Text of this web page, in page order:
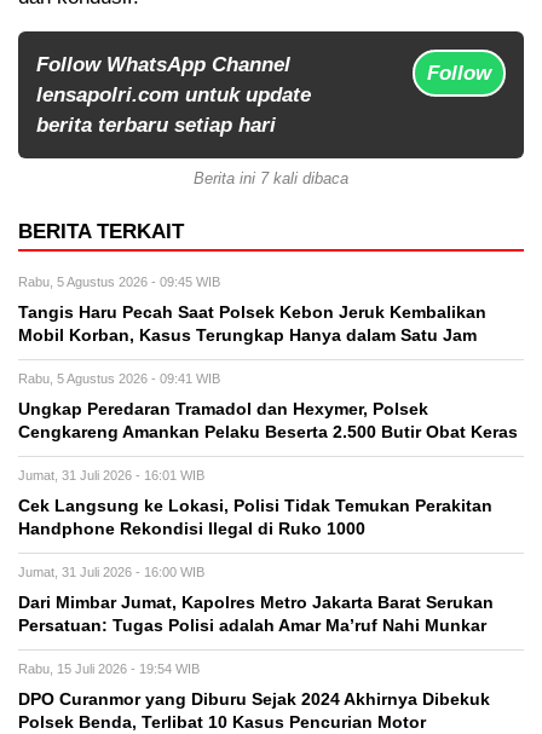
Follow WhatsApp Channel
lensapolri.com untuk update
berita terbaru setiap hari
Follow
Berita ini 7 kali dibaca
BERITA TERKAIT
Rabu, 5 Agustus 2026 - 09:45 WIB
Tangis Haru Pecah Saat Polsek Kebon Jeruk Kembalikan
Mobil Korban, Kasus Terungkap Hanya dalam Satu Jam
Rabu, 5 Agustus 2026 - 09:41 WIB
Ungkap Peredaran Tramadol dan Hexymer, Polsek
Cengkareng Amankan Pelaku Beserta 2.500 Butir Obat Keras
Jumat, 31 Juli 2026 - 16:01 WIB
Cek Langsung ke Lokasi, Polisi Tidak Temukan Perakitan
Handphone Rekondisi Ilegal di Ruko 1000
Jumat, 31 Juli 2026 - 16:00 WIB
Dari Mimbar Jumat, Kapolres Metro Jakarta Barat Serukan
Persatuan: Tugas Polisi adalah Amar Ma’ruf Nahi Munkar
Rabu, 15 Juli 2026 - 19:54 WIB
DPO Curanmor yang Diburu Sejak 2024 Akhirnya Dibekuk
Polsek Benda, Terlibat 10 Kasus Pencurian Motor